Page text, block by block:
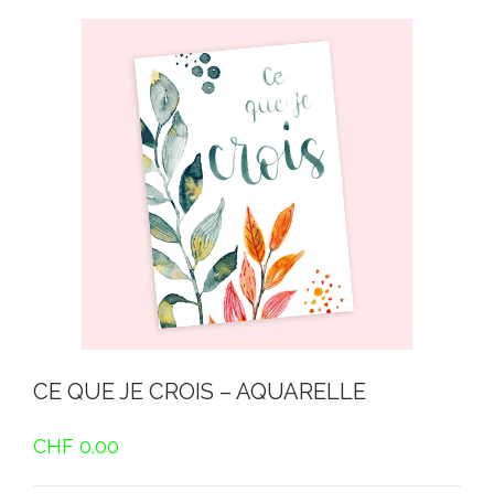
CE QUE JE CROIS – AQUARELLE
CHF 0.00